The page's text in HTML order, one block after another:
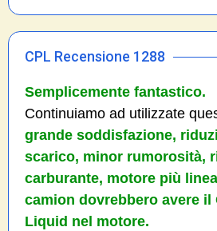
CPL Recensione 1288
Semplicemente fantastico.
Continuiamo ad utilizzate
grande soddisfazione,
scarico, minor rumorosità,
carburante, motore più
camion dovrebbero avere il
Liquid nel motore.